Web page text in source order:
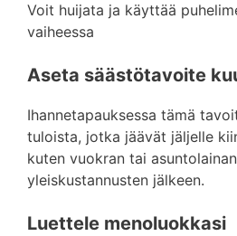
Voit huijata ja käyttää
vaiheessa
Aseta säästötavoite
Ihannetapauksessa tämä
tuloista, jotka jäävät jäljelle
kuten vuokran tai
yleiskustannusten jälkeen.
Luettele menoluokkasi